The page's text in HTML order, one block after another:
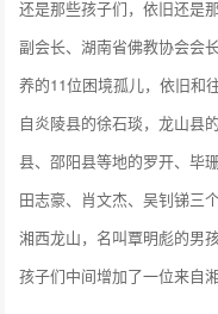
还是那些孩子们，依旧还
副会长、湖南省佛教协会会
养的11位困境孤儿，依旧和
自炎陵县的徐石琰，龙山县
县、邵阳县等地的罗开、毕
田志豪、肖文杰、吴钊锑三
湘西龙山，名叫覃明彪的男
孩子们中间增加了一位来自